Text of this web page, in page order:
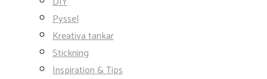
Pyssel
Kreativa tankar
Stickning
Inspiration & Tips